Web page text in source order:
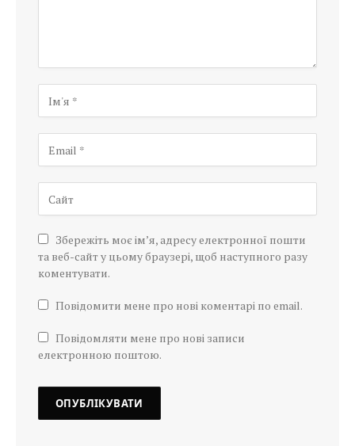
Збережіть моє ім’я, адресу електронної пошти
та веб-сайт у цьому браузері, щоб наступного разу
коментувати.
Повідомити мене про нові коментарі по email.
Повідомляти мене про нові записи
електронною поштою.